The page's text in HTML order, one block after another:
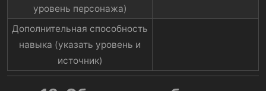
уровень персонажа)​
Дополнительная способность
навыка (указать уровень и
источник)​